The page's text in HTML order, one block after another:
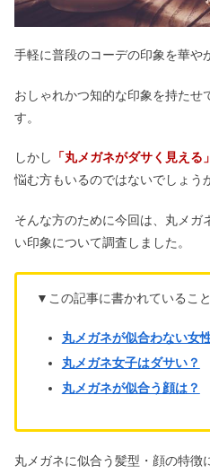
手軽に普段のコーデの印象を華や
おしゃれかつ知的な印象を持たせ
す。
しかし 「丸メガネがダサく見える
悩む方もいるのではないでしょう
そんな方のために今回は、丸メガ
い印象について調査しました。
▼この記事に書かれていること
丸メガネが似合わない女
丸メガネ女子はダサい？
丸メガネが似合う顔は？
丸メガネに似合う髪型・顔の特徴